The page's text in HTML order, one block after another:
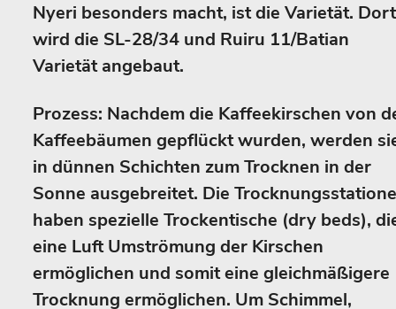
Nyeri besonders macht, ist die Varietät. Dort
wird die SL-28/34 und Ruiru 11/Batian
Varietät angebaut.
Prozess: Nachdem die Kaffeekirschen von
Kaffeebäumen gepflückt wurden, werden
in dünnen Schichten zum Trocknen in der
Sonne ausgebreitet. Die
haben spezielle Trockentische (dry beds),
eine Luft Umströmung der Kirschen
ermöglichen und somit eine gleichmäßigere
Trocknung ermöglichen. Um Schimmel,